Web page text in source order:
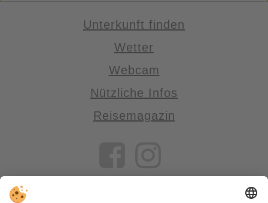
Unterkunft finden
Wetter
Webcam
Nützliche Infos
Reisemagazin